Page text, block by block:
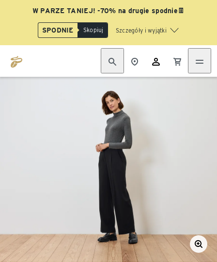
W PARZE TANIEJ! -70% na drugie spodnie👖
SPODNIE Skopiuj Szczegóły i wyjątki